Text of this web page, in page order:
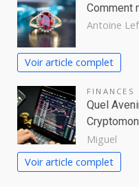
Comment
Antoine
Voir article complet
FINANCES
Quel
Miguel
Voir article complet